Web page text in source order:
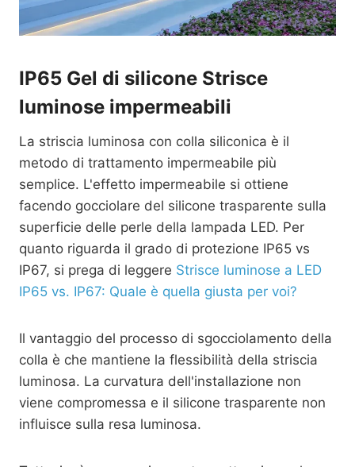
IP65 Gel di silicone Strisce
luminose impermeabili
La striscia luminosa con colla siliconica è il
metodo di trattamento impermeabile più
semplice. L'effetto impermeabile si ottiene
facendo gocciolare del silicone trasparente sulla
superficie delle perle della lampada LED. Per
quanto riguarda il grado di protezione IP65 vs
IP67, si prega di leggere Strisce luminose a LED
IP65 vs. IP67: Quale è quella giusta per voi?
Il vantaggio del processo di sgocciolamento della
colla è che mantiene la flessibilità della striscia
luminosa. La curvatura dell'installazione non
viene compromessa e il silicone trasparente non
influisce sulla resa luminosa.